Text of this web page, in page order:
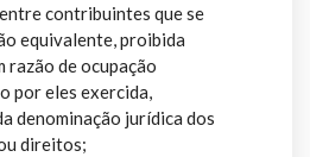
contribuintes que se
equivalente, proibida
razão de ocupação
por eles exercida,
denominação jurídica dos
direitos;